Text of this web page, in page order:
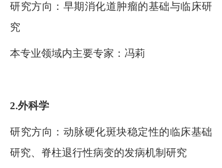
研究方向：早期消化道肿瘤的基础与临床研
究
本专业领域内主要专家： 冯莉
2.外科学
研究方向：动脉硬化斑块稳定性的临床基础
研究、脊柱退行性病变的发病机制研究